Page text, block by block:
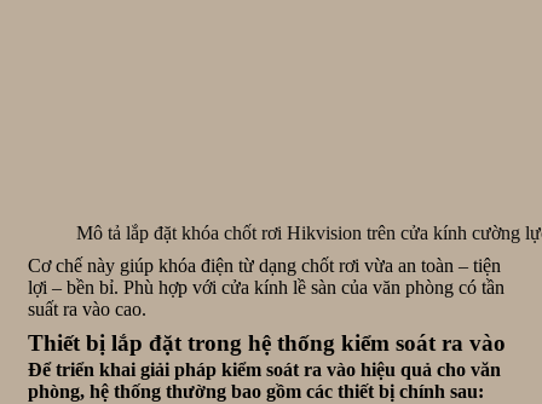
Mô tả lắp đặt khóa chốt rơi Hikvision trên cửa kính cường
Cơ chế này giúp khóa điện từ dạng chốt rơi vừa an toàn – tiện
lợi – bền bỉ. Phù hợp với cửa kính lề sàn của văn phòng có tần
suất ra vào cao.
Thiết bị lắp đặt trong hệ thống kiểm soát ra vào
Để triển khai giải pháp kiểm soát ra vào hiệu quả cho văn
phòng, hệ thống thường bao gồm các thiết bị chính sau: